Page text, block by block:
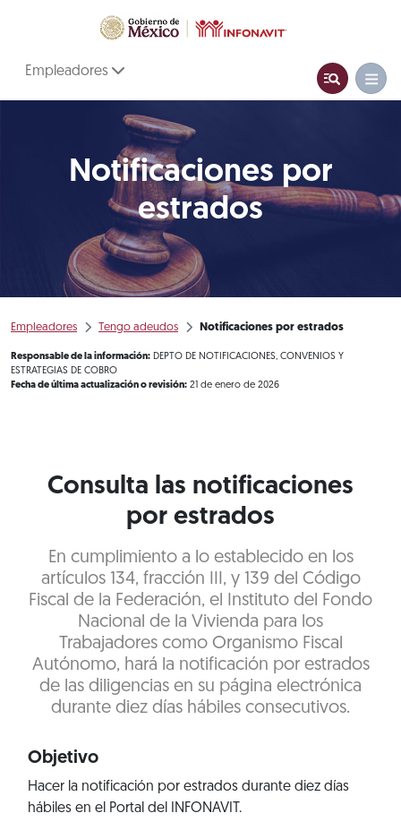
Empleadores
Notificaciones por
estrados
Empleadores Tengo adeudos Notificaciones por estrados
Responsable de la información: DEPTO DE NOTIFICACIONES, CONVENIOS Y
ESTRATEGIAS DE COBRO
Fecha de última actualización o revisión: 21 de enero de 2026
Consulta las notificaciones
por estrados
En cumplimiento a lo establecido en los
artículos 134, fracción III, y 139 del Código
Fiscal de la Federación, el Instituto del Fondo
Nacional de la Vivienda para los
Trabajadores como Organismo Fiscal
Autónomo, hará la notificación por estrados
de las diligencias en su página electrónica
durante diez días hábiles consecutivos.
Objetivo
Hacer la notificación por estrados durante diez días
hábiles en el Portal del INFONAVIT.